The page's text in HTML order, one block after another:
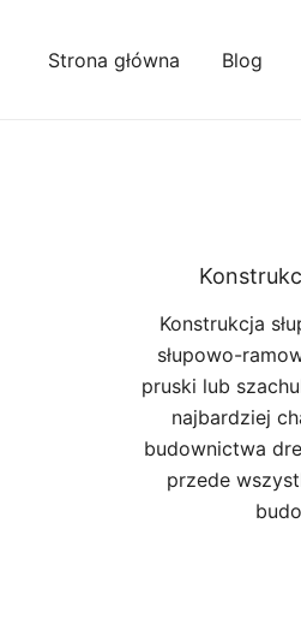
Strona główna Blog
Konstrukcja
słupowo-
pruski lub
najbardziej
budownictwa
przede